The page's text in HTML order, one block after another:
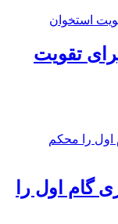
تقویت
گام اول را